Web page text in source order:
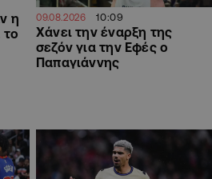
η
το
09.08.2026 10:09
Χάνει την έναρξη της
σεζόν για την Εφές ο
Παπαγιάννης